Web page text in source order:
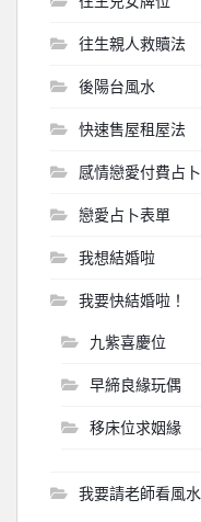
往生親人救贖法
後陽台風水
快速售屋租屋法
感情戀愛付費占卜
戀愛占卜表單
我想結婚啦
我要快結婚啦！
九紫喜慶位
早締良緣玩偶
移床位求姻緣
我要請老師看風水